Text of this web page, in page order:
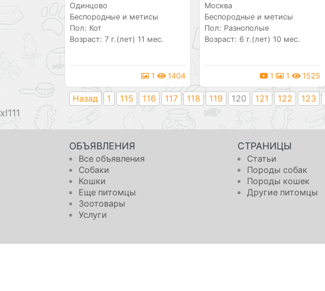
Одинцово
Беспородные и метисы
Пол: Кот
Возраст: 7 г.(лет) 11 мес.
1 1404
Москва
Беспородные и метисы
Пол: Разнополые
Возраст: 6 г.(лет) 10 мес.
1 1 1525
Назад 1 115 116 117 118 119 120 121 122 123
111
ОБЪЯВЛЕНИЯ
Все объявления
Собаки
Кошки
Еще питомцы
Зоотовары
Услуги
СТРАНИЦЫ
Статьи
Породы собак
Породы кошек
Другие питомцы